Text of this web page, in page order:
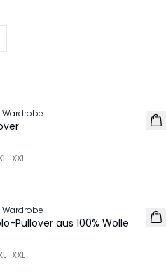
Wardrobe
XXL
Wardrobe
Pullover aus 100% Wolle
XXL